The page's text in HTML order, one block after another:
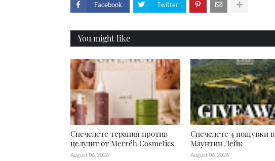
Facebook Twitter
You might like
Спечелете терапия против
целулит от Merréh Cosmetics
August 06, 2026
Спечелете 4 нощувки в
Маунтин Лейк
August 06, 2026